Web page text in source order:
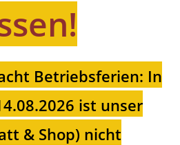
Betriebsferien: In
ist unser
& Shop) nicht